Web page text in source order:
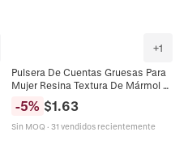
+1
Pulsera De Cuentas Gruesas Para
Mujer Resina Textura De Mármol Y
CCB Metálico Geométrico Irregular
Elástico Joyería De Moda
-5% $1.63
Sin MOQ · 31 vendidos recientemente